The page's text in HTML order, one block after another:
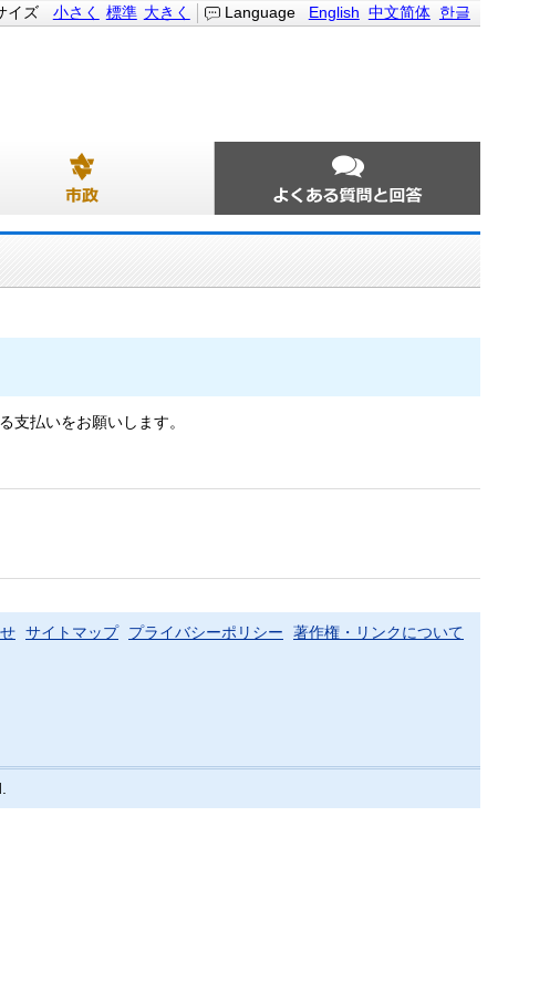
Language English 中文简体 한글
イズ 小さく 標準 大きく
支払いをお願いします。
サイトマップ プライバシーポリシー 著作権・リンクについて